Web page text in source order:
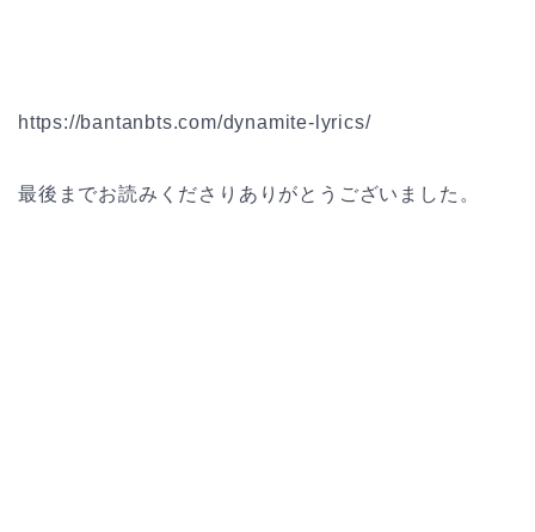
https://bantanbts.com/dynamite-lyrics/
最後までお読みくださりありがとうございました。